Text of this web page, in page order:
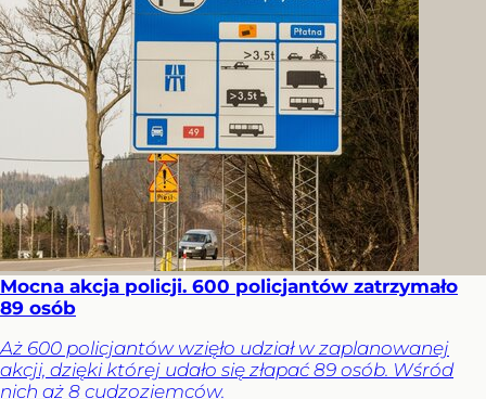
Mocna akcja policji. 600 policjantów zatrzymało
89 osób
Aż 600 policjantów wzięło udział w zaplanowanej
akcji, dzięki której udało się złapać 89 osób. Wśród
nich aż 8 cudzoziemców.